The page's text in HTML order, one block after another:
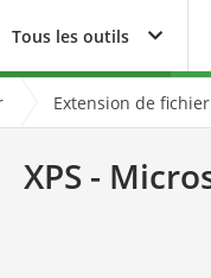
Tous les outils
Extension de fichier
XPS -